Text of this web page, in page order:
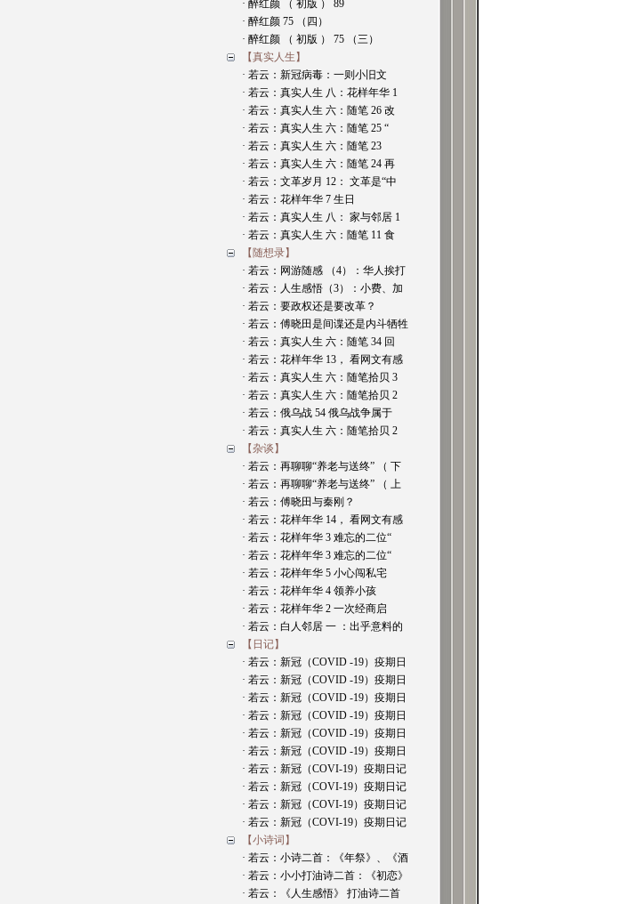
· 醉红颜 （ 初版 ） 89
· 醉红颜 75 （四）
· 醉红颜 （ 初版 ） 75 （三）
【真实人生】
· 若云：新冠病毒：一则小旧文
· 若云：真实人生 八：花样年华 1
· 若云：真实人生 六：随笔 26 改
· 若云：真实人生 六：随笔 25 “
· 若云：真实人生 六：随笔 23
· 若云：真实人生 六：随笔 24 再
· 若云：文革岁月 12： 文革是“中
· 若云：花样年华 7 生日
· 若云：真实人生 八： 家与邻居 1
· 若云：真实人生 六：随笔 11 食
【随想录】
· 若云：网游随感 （4）：华人挨打
· 若云：人生感悟（3）：小费、加
· 若云：要政权还是要改革？
· 若云：傅晓田是间谍还是内斗牺牲
· 若云：真实人生 六：随笔 34 回
· 若云：花样年华 13， 看网文有感
· 若云：真实人生 六：随笔拾贝 3
· 若云：真实人生 六：随笔拾贝 2
· 若云：俄乌战 54 俄乌战争属于
· 若云：真实人生 六：随笔拾贝 2
【杂谈】
· 若云：再聊聊“养老与送终” （ 下
· 若云：再聊聊“养老与送终” （ 上
· 若云：傅晓田与秦刚？
· 若云：花样年华 14， 看网文有感
· 若云：花样年华 3 难忘的二位“
· 若云：花样年华 3 难忘的二位“
· 若云：花样年华 5 小心闯私宅
· 若云：花样年华 4 领养小孩
· 若云：花样年华 2 一次经商启
· 若云：白人邻居 一 ：出乎意料的
【日记】
· 若云：新冠（COVID -19）疫期日
· 若云：新冠（COVID -19）疫期日
· 若云：新冠（COVID -19）疫期日
· 若云：新冠（COVID -19）疫期日
· 若云：新冠（COVID -19）疫期日
· 若云：新冠（COVID -19）疫期日
· 若云：新冠（COVI-19）疫期日记
· 若云：新冠（COVI-19）疫期日记
· 若云：新冠（COVI-19）疫期日记
· 若云：新冠（COVI-19）疫期日记
【小诗词】
· 若云：小诗二首：《年祭》、《酒
· 若云：小小打油诗二首：《初恋》
· 若云：《人生感悟》 打油诗二首